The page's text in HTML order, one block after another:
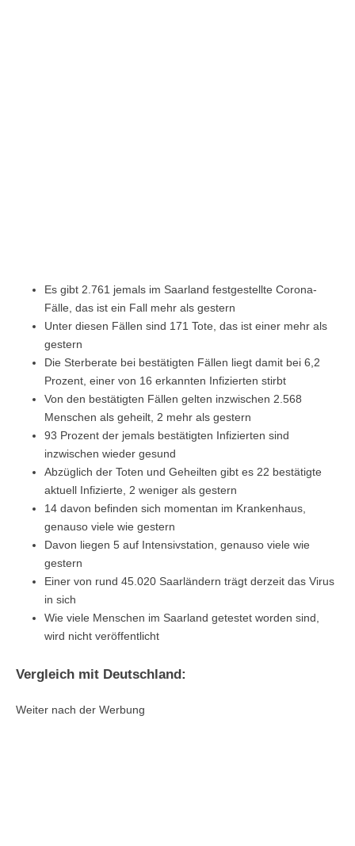
Es gibt 2.761 jemals im Saarland festgestellte Corona-
Fälle, das ist ein Fall mehr als gestern
Unter diesen Fällen sind 171 Tote, das ist einer mehr als
gestern
Die Sterberate bei bestätigten Fällen liegt damit bei 6,2
Prozent, einer von 16 erkannten Infizierten stirbt
Von den bestätigten Fällen gelten inzwischen 2.568
Menschen als geheilt, 2 mehr als gestern
93 Prozent der jemals bestätigten Infizierten sind
inzwischen wieder gesund
Abzüglich der Toten und Geheilten gibt es 22 bestätigte
aktuell Infizierte, 2 weniger als gestern
14 davon befinden sich momentan im Krankenhaus,
genauso viele wie gestern
Davon liegen 5 auf Intensivstation, genauso viele wie
gestern
Einer von rund 45.020 Saarländern trägt derzeit das Virus
in sich
Wie viele Menschen im Saarland getestet worden sind,
wird nicht veröffentlicht
Vergleich mit Deutschland:
Weiter nach der Werbung